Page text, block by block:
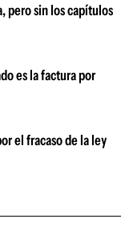
pero sin los capítulos
es la factura por
el fracaso de la ley